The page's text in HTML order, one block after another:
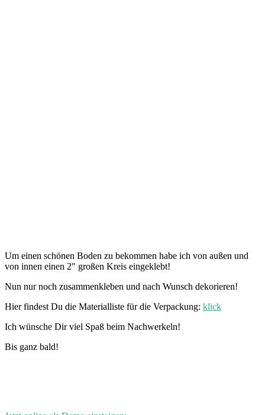
Um einen schönen Boden zu bekommen habe ich von außen und
von innen einen 2″ großen Kreis eingeklebt!
Nun nur noch zusammenkleben und nach Wunsch dekorieren!
Hier findest Du die Materialliste für die Verpackung: klick
Ich wünsche Dir viel Spaß beim Nachwerkeln!
Bis ganz bald!